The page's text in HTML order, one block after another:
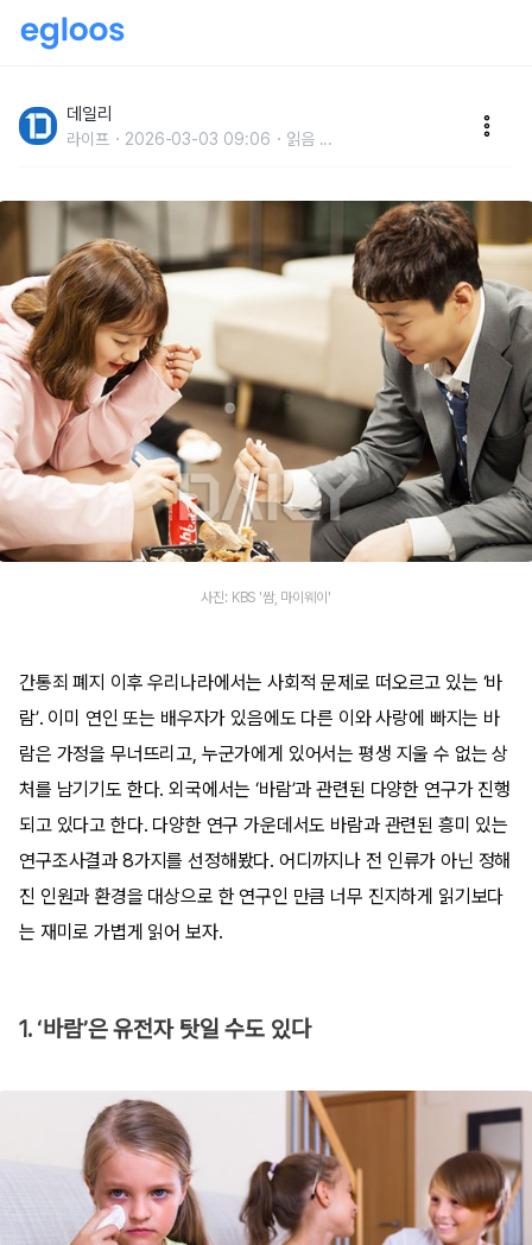
데일리
라이프 2026-03-03 09:06 읽음 ...
사진: KBS '쌈, 마이웨이'
간통죄 폐지 이후 우리나라에서는 사회적 문제로 떠오르고 있는 ‘바
람’. 이미 연인 또는 배우자가 있음에도 다른 이와 사랑에 빠지는 바
람은 가정을 무너뜨리고, 누군가에게 있어서는 평생 지울 수 없는 상
처를 남기기도 한다. 외국에서는 ‘바람’과 관련된 다양한 연구가 진행
되고 있다고 한다. 다양한 연구 가운데서도 바람과 관련된 흥미 있는
연구조사결과 8가지를 선정해봤다. 어디까지나 전 인류가 아닌 정해
진 인원과 환경을 대상으로 한 연구인 만큼 너무 진지하게 읽기보다
는 재미로 가볍게 읽어 보자.
1. ‘바람’은 유전자 탓일 수도 있다